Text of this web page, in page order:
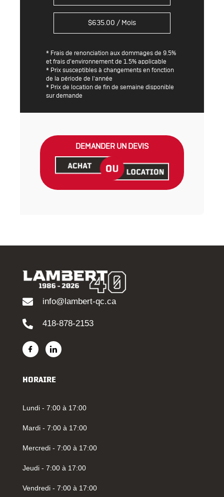
$635.00 / Mois
* Frais de renonciation aux dommages de 9.5%
et frais d’environnement de 1.5% applicable
* Prix susceptibles à changements en fonction
de la période de l'année
* Prix de location de fin de semaine disponible
sur demande
DEMANDER UN DEVIS
info@lambert-qc.ca
418-878-2153
HORAIRE
Lundi - 7:00 à 17:00
Mardi - 7:00 à 17:00
Mercredi - 7:00 à 17:00
Jeudi - 7:00 à 17:00
Vendredi - 7:00 à 17:00